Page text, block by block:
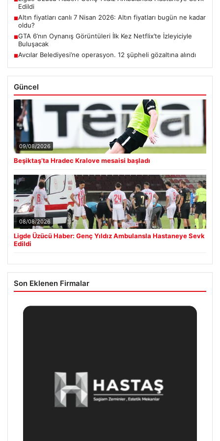
Edildi
■Altın fiyatları canlı 7 Nisan 2026: Altın fiyatları bugün ne kadar
oldu?
■GTA 6’nın Oynanış Görüntüleri İlk Kez Netflix’te İzleyiciyle
Buluşacak
■Avcılar Belediyesi’ne operasyon. 12 şüpheli gözaltına alındı
Güncel
09/08/2026
Beşiktaş’ta Hradec Kralove mesaisi başladı
08/08/2026
Ligde Üzücü Haber: Genç Yıldız Ambulansla Hastaneye Sevk
Edildi
Son Eklenen Firmalar